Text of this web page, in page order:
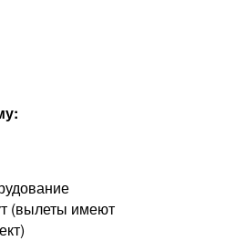
(вылеты имеют